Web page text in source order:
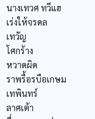
นางเทวศ ทวีแฮ
เร่งให้จรดล
เทวัญ
โศกร้าง
หวาดผิด
ราพรื้อรบือเกษม
เทพินทร์
ลาศเต้า